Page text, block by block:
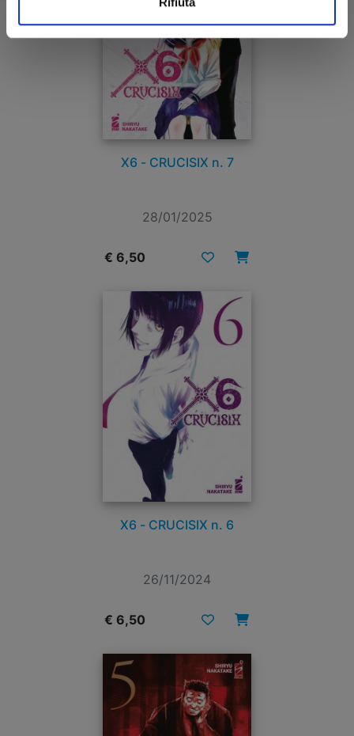
X6 - CRUCISIX n. 7
28/01/2025
€ 6,50
X6 - CRUCISIX n. 6
26/11/2024
€ 6,50